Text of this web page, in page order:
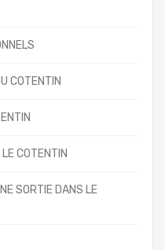
COTENTIN
COTENTIN
SORTIE DANS LE